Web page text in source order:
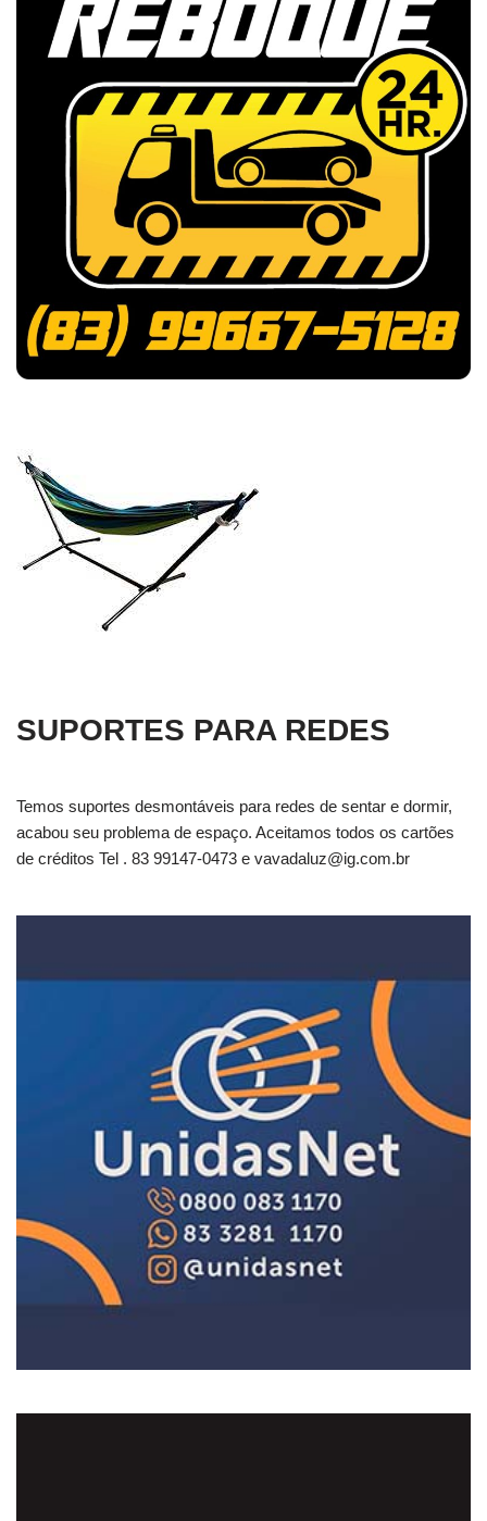
SUPORTES PARA REDES
Temos suportes desmontáveis para redes de sentar e dormir,
acabou seu problema de espaço. Aceitamos todos os cartões
de créditos Tel . 83 99147-0473 e vavadaluz@ig.com.br